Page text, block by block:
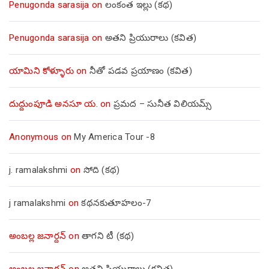
Penugonda sarasija on లంకంత ఇల్లు (కథ)
Penugonda sarasija on అతని ప్రియురాలు (కవిత)
యామిని కోళ్ళూరుon నీతో పడవ ప్రయాణం (కవిత)
దుద్దుంపూడి అనసూ య. on ప్రమద – సునీత విలియమ్స్
Anonymous onMy America Tour -8
j. ramalakshmi on సోది (కథ)
j ramalakshmi onకథనకుతూహలం-7
అంబల్ల జనార్దన్ on తాగని టీ (కథ)